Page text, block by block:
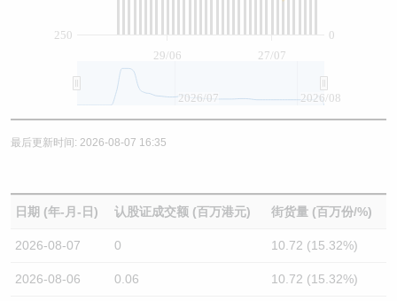
29/06 27/07
0
250
2026/07 2026/08
最后更新时间: 2026-08-07 16:35
日期 (年-月-日) 认股证成交额 (百万港元) 街货量 (百万份/%)
2026-08-07 0 10.72 (15.32%)
2026-08-06 0.06 10.72 (15.32%)